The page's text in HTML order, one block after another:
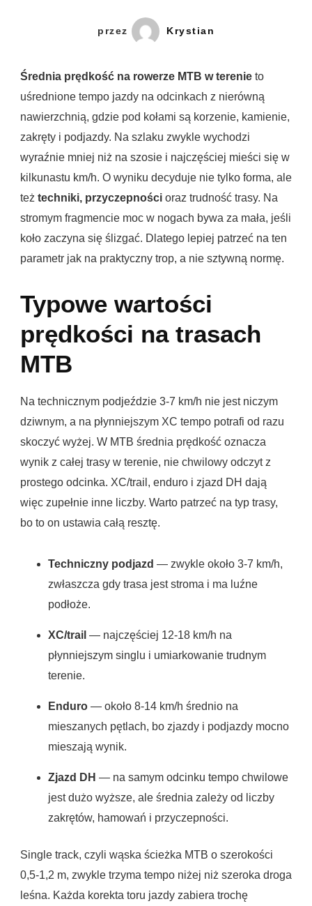
przez Krystian
Średnia prędkość na rowerze MTB w terenie to
uśrednione tempo jazdy na odcinkach z nierówną
nawierzchnią, gdzie pod kołami są korzenie, kamienie,
zakręty i podjazdy. Na szlaku zwykle wychodzi
wyraźnie mniej niż na szosie i najczęściej mieści się w
kilkunastu km/h. O wyniku decyduje nie tylko forma, ale
też techniki, przyczepności oraz trudność trasy. Na
stromym fragmencie moc w nogach bywa za mała, jeśli
koło zaczyna się ślizgać. Dlatego lepiej patrzeć na ten
parametr jak na praktyczny trop, a nie sztywną normę.
Typowe wartości
prędkości na trasach
MTB
Na technicznym podjeździe 3-7 km/h nie jest niczym
dziwnym, a na płynniejszym XC tempo potrafi od razu
skoczyć wyżej. W MTB średnia prędkość oznacza
wynik z całej trasy w terenie, nie chwilowy odczyt z
prostego odcinka. XC/trail, enduro i zjazd DH dają
więc zupełnie inne liczby. Warto patrzeć na typ trasy,
bo to on ustawia całą resztę.
Techniczny podjazd — zwykle około 3-7 km/h,
zwłaszcza gdy trasa jest stroma i ma luźne
podłoże.
XC/trail — najczęściej 12-18 km/h na
płynniejszym singlu i umiarkowanie trudnym
terenie.
Enduro — około 8-14 km/h średnio na
mieszanych pętlach, bo zjazdy i podjazdy mocno
mieszają wynik.
Zjazd DH — na samym odcinku tempo chwilowe
jest dużo wyższe, ale średnia zależy od liczby
zakrętów, hamowań i przyczepności.
Single track, czyli wąska ścieżka MTB o szerokości
0,5-1,2 m, zwykle trzyma tempo niżej niż szeroka droga
leśna. Każda korekta toru jazdy zabiera trochę